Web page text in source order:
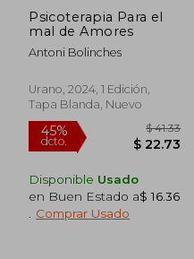
Psicoterapia Para el
mal de Amores
Antoni Bolinches
Urano, 2024, 1 Edición,
Tapa Blanda, Nuevo
Disponible Usado
en Buen Estado a$ 16.36
Comprar Usado